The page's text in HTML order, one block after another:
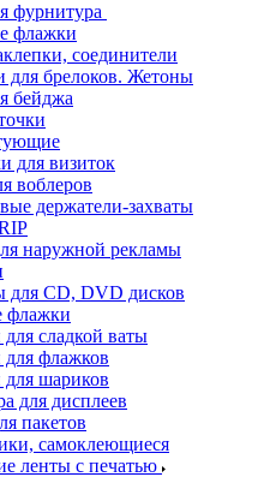
фурнитура
флажки
соединители
для брелоков. Жетоны
бейджа
для визиток
воблеров
держатели-захваты
наружной рекламы
для CD, DVD дисков
флажки
сладкой ваты
для флажков
для шариков
для дисплеев
пакетов
самоклеющиеся
ленты с печатью